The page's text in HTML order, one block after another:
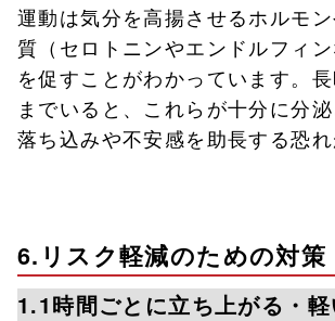
運動は気分を高揚させるホルモ
質（セロトニンやエンドルフィ
を促すことがわかっています。
までいると、これらが十分に分
落ち込みや不安感を助長する恐れ
6.リスク軽減のための対策
1.1時間ごとに立ち上がる・